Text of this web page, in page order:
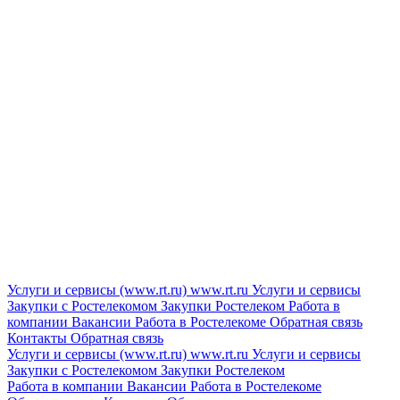
Услуги и сервисы (www.rt.ru) www.rt.ru Услуги и сервисы
Закупки с Ростелекомом Закупки Ростелеком Работа в
компании Вакансии Работа в Ростелекоме Обратная связь
Контакты Обратная связь
Услуги и сервисы (www.rt.ru) www.rt.ru Услуги и сервисы
Закупки с Ростелекомом Закупки Ростелеком
Работа в компании Вакансии Работа в Ростелекоме